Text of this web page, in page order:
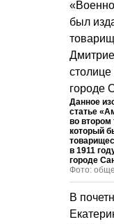
Данное
статье
во втором
который
в 1911
городе
Фото:
В